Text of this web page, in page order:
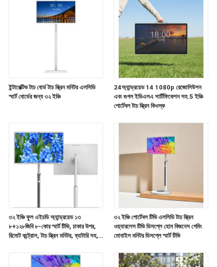
ইন্টারেক্টিভ টাচ বোর্ড টাচ স্ক্রিন মনিটর এলসিডি
স্মার্ট বোর্ডের জন্য ৩২ ইঞ্চি
24অ্যান্ড্রয়েড 14 1080p রেজোলিউশন
এবং গুগল ইডিএলএ সার্টিফিকেশন সহ.5 ইঞ্চি
পোর্টেবল টাচ স্ক্রিন কিওস্ক
৩২ ইঞ্চি ফুল এইচডি অ্যান্ড্রয়েড ১৩
৮+১২৮জিবি ৮-কোর স্মার্ট টিভি, চাকার উপর,
রিমোট কন্ট্রোল, টাচ স্ক্রিন মনিটর, ব্যাটারি সহ,
৩২ ইঞ্চি পোর্টেবল টিভি এলসিডি টাচ স্ক্রিন
ওয়্যারলেস টিভি ডিসপ্লে হোম বিজনেস গেমিং
মোবাইল মনিটর ডিসপ্লে স্মার্ট টিভি